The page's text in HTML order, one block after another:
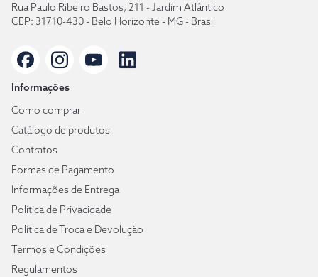
Rua Paulo Ribeiro Bastos, 211 - Jardim Atlântico
CEP: 31710-430 - Belo Horizonte - MG - Brasil
Informações
Como comprar
Catálogo de produtos
Contratos
Formas de Pagamento
Informações de Entrega
Política de Privacidade
Política de Troca e Devolução
Termos e Condições
Regulamentos